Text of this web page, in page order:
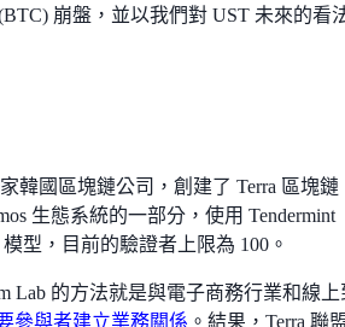
崩盤，並以我們對 UST 未來的看
家韓國區塊鏈公司，創建了 Terra 區塊鏈
生態系統的一部分，使用 Tendermint
模型，目前的驗證者上限為 100。
Lab 的方法就是與電子商務行業和線上
參與者建立業務關係 。結果，Terra 聯